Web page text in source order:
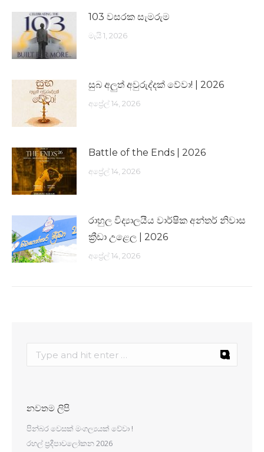
103 වසරක සැමරුම
මැයි 1, 2026
සුබ අලුත් අවුරුද්දක් වේවා! | 2026
අප්‍රේල් 14, 2026
Battle of the Ends | 2026
අප්‍රේල් 14, 2026
රාහුල විද්‍යාලයීය වාර්ෂික අන්තර් නිවාස
ක්‍රීඩා උළෙල | 2026
අප්‍රේල් 14, 2026
නවතම ලිපි
පින්බර වෙසක් මංගල්‍යයක් වේවා !
රහල් ප්‍රදීපාවලෝකන 2026